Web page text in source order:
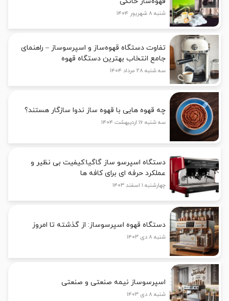
شنبه ۸ شهریور ۱۴۰۴
تفاوت دستگاه قهوه‌ساز و اسپرسوساز – راهنمای
جامع انتخاب بهترین دستگاه قهوه
سه شنبه ۲۸ مرداد ۱۴۰۴
چه قهوه هایی با قهوه ساز ندوا سازگار هستند؟
سه شنبه ۱۶ اردیبهشت ۱۴۰۴
دستگاه اسپرسو ساز گاگیا:کیفیت بی نظیر و
عملکرد حرفه ای برای کافه ها
چهارشنبه ۱ اسفند ۱۴۰۳
دستگاه قهوه اسپرسوساز: از گذشته تا امروز
شنبه ۸ دی ۱۴۰۳
اسپرسوساز نیمه صنعتی و صنعتی
شنبه ۸ دی ۱۴۰۳